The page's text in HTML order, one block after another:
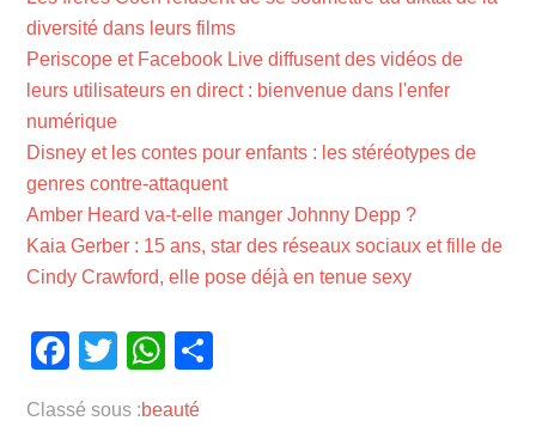
diversité dans leurs films
Periscope et Facebook Live diffusent des vidéos de
leurs utilisateurs en direct : bienvenue dans l'enfer
numérique
Disney et les contes pour enfants : les stéréotypes de
genres contre-attaquent
Amber Heard va-t-elle manger Johnny Depp ?
Kaia Gerber : 15 ans, star des réseaux sociaux et fille de
Cindy Crawford, elle pose déjà en tenue sexy
Facebook
TwitterWhatsApp
Classé sous :beauté